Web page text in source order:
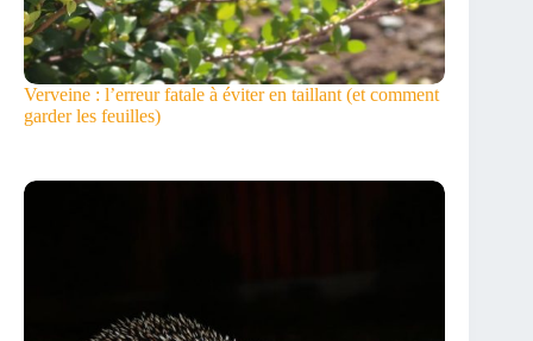
Verveine : l’erreur fatale à éviter en taillant (et comment
garder les feuilles)